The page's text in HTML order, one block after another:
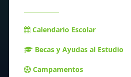
Calendario Escolar
Becas y Ayudas al Estudio
Campamentos